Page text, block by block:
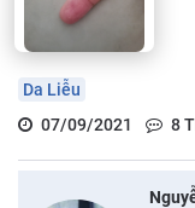
Da Liễu
07/09/2021
8